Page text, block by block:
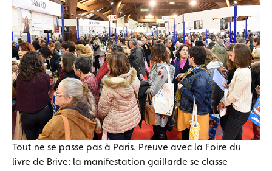
Tout ne se passe pas à Paris. Preuve avec la Foire du
livre de Brive: la manifestation gaillarde se classe